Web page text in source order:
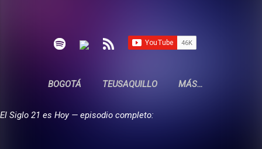
BOGOTÁ TEUSAQUILLO MÁS…
El Siglo 21 es Hoy — episodio completo: